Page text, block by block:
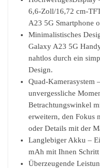
6,6-Zoll/16,72 cm-
A23 5G Smartphone
Minimalistisches
Galaxy A23 5G
nahtlos durch ein
Design.
Quad-Kamerasystem
unvergessliche
Betrachtungswinkel
erweitern, den Fokus
oder Details mit der
Langlebiger Akku –
mAh mit Ihnen Schritt
Überzeugende